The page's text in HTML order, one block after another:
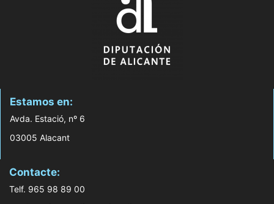
Estamos en:
Avda. Estació, nº 6
03005 Alacant
Contacte:
Telf. 965 98 89 00